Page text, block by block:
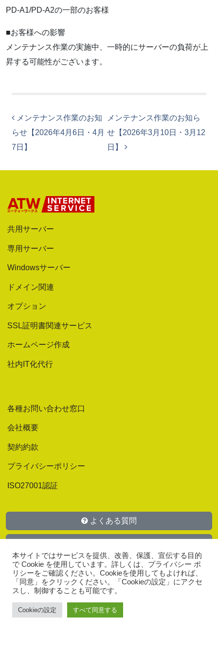
PD-A1/PD-A2の一部のお客様
■お客様への影響
メンテナンス作業の実施中、一時的にサーバーの負荷が上
昇する可能性がございます。
メンテナンス作業のお知
らせ【2026年4月6日・4月
7日】
メンテナンス作業のお知ら
せ【2026年3月10日・3月12
日】
共用サーバー
専用サーバー
Windowsサーバー
ドメイン関連
オプション
SSL証明書関連サービス
ホームページ作成
社内IT化代行
各種お問い合わせ窓口
会社概要
契約約款
プライバシーポリシー
ISO27001認証
よくある質問
お問い合わせ
本サイトではサービスを提供、改善、保護、宣伝する目的
で Cookie を使用しています。詳しくは、プライバシー ポ
リシーをご確認ください。Cookieを使用してもよければ、
「同意」をクリックください。「Cookieの設定」にアクセ
スし、制御することも可能です。
Cookieの設定 すべて同意する